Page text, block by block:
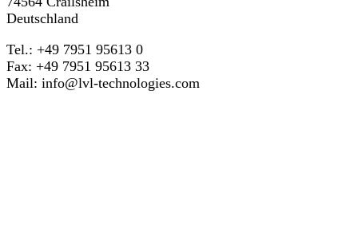
Deutschland
Tel.: +49 7951 95613 0
Fax: +49 7951 95613 33
Mail: info@lvl-technologies.com